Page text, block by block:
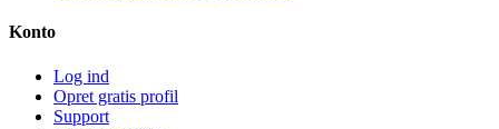
Konto
Log ind
Opret gratis profil
Support